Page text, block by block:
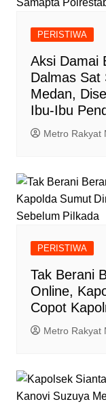
PERISTIWA
Aksi Damai
Dalmas Sat
Medan,
Ibu-Ibu
Metro Rakyat
PERISTIWA
Tak Berani
Online,
Copot
Metro Rakyat